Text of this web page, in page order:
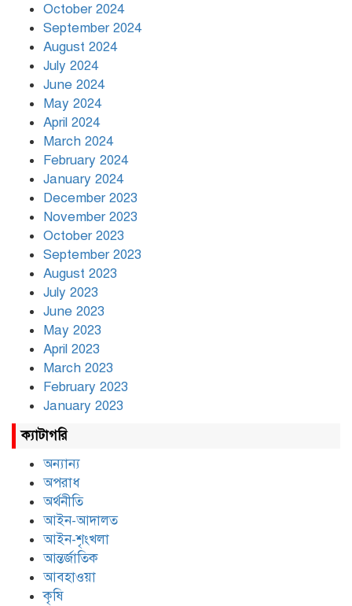
October 2024
September 2024
August 2024
July 2024
June 2024
May 2024
April 2024
March 2024
February 2024
January 2024
December 2023
November 2023
October 2023
September 2023
August 2023
July 2023
June 2023
May 2023
April 2023
March 2023
February 2023
January 2023
ক্যাটাগরি
অন্যান্য
অপরাধ
অর্থনীতি
আইন-আদালত
আইন-শৃংখলা
আন্তর্জাতিক
আবহাওয়া
কৃষি